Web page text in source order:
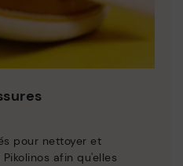
pour nettoyer et
afin qu'elles